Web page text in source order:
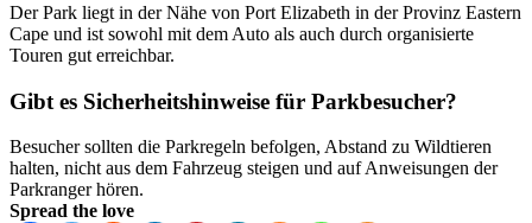
Der Park liegt in der Nähe von Port Elizabeth in der Provinz Eastern
Cape und ist sowohl mit dem Auto als auch durch organisierte
Touren gut erreichbar.
Gibt es Sicherheitshinweise für Parkbesucher?
Besucher sollten die Parkregeln befolgen, Abstand zu Wildtieren
halten, nicht aus dem Fahrzeug steigen und auf Anweisungen der
Parkranger hören.
Spread the love